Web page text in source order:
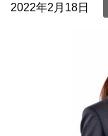
2022年2月18日